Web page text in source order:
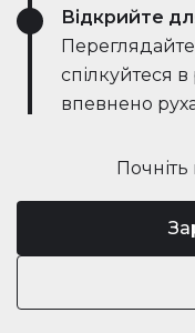
Відкрийте
спілкуйтеся
впевнено